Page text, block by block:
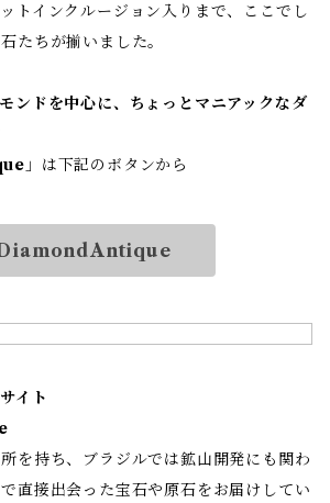
トインクルージョン入りまで、ここでし
たちが揃いました。
ンドを中心に、ちょっとマニアックなダ
」は下記のボタンから
イト
を持ち、ブラジルでは鉱山開発にも関わ
直接出会った宝石や原石をお届けしてい